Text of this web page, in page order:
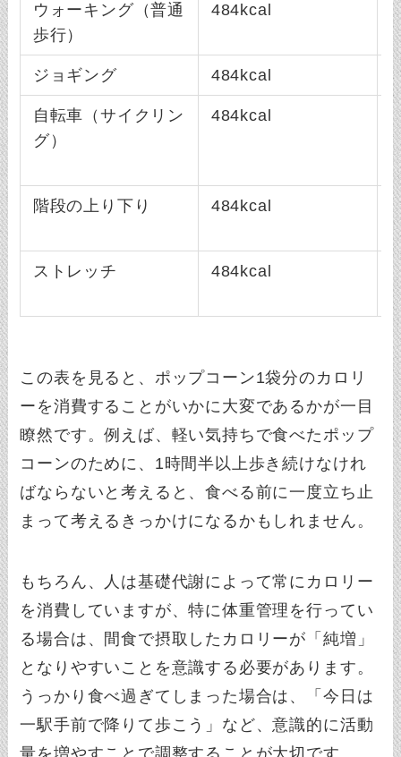
ウォーキング（普通
歩行）
484kcal
ジョギング 484kcal
自転車（サイクリン
グ）
484kcal
階段の上り下り 484kcal
ストレッチ 484kcal
この表を見ると、ポップコーン1袋分のカロリ
ーを消費することがいかに大変であるかが一目
瞭然です。例えば、軽い気持ちで食べたポップ
コーンのために、1時間半以上歩き続けなけれ
ばならないと考えると、食べる前に一度立ち止
まって考えるきっかけになるかもしれません。
もちろん、人は基礎代謝によって常にカロリー
を消費していますが、特に体重管理を行ってい
る場合は、間食で摂取したカロリーが「純増」
となりやすいことを意識する必要があります。
うっかり食べ過ぎてしまった場合は、「今日は
一駅手前で降りて歩こう」など、意識的に活動
量を増やすことで調整することが大切です。